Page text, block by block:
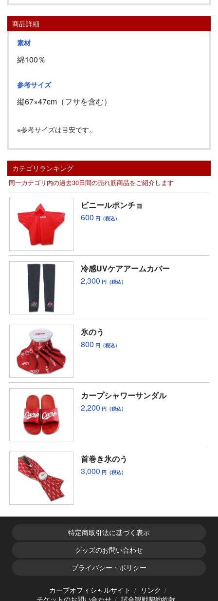
商品詳細
素材
綿100％
参考サイズ
縦67×47cm （フサを含む）
※参考サイズは目安です。
カテゴリランキング
同一カテゴリ内の過去30日間の売れ筋商品をご紹介します
ビニールポンチョ
600 円（税込）
冷感UVケアアームカバー
2,300 円（税込）
氷のう
800 円（税込）
カープシャワーサンダル
2,200 円（税込）
首巻き氷のう
3,000 円（税込）
特定商取引法に基づく表示
グッズのお問い合わせ
プライバシー・ポリシー
カープオフィシャルサイト
リンク
チケットのお問い合わせ
試合観戦契約約款